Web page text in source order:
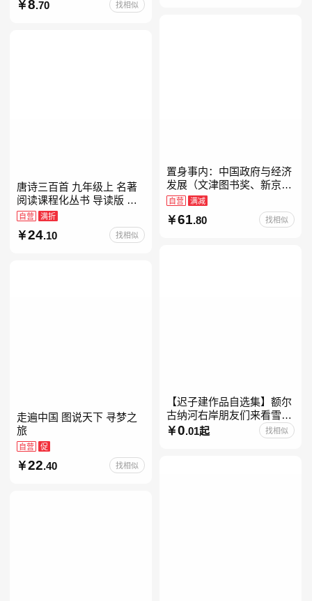
8.70 找相似
置身事内：中国政府与经济
发展（文津图书奖、新京报
年度通识写作获奖作品，罗
永浩、罗振宇、何帆、刘格
菘、张军、周黎安、王烁联
自营 满减
61 .80 找相似
唐诗三百首 九年级上 名著
阅读课程化丛书 导读版 人
民教育出版社
自营 满折
24.10 找相似
【迟子建作品自选集】额尔
古纳河右岸朋友们来看雪吧
迟子建茅盾文学奖获奖作品
东北故事集群山之巅也是冬
0.01起 找相似
走遍中国 图说天下 寻梦之
旅
自营 促
22.40 找相似